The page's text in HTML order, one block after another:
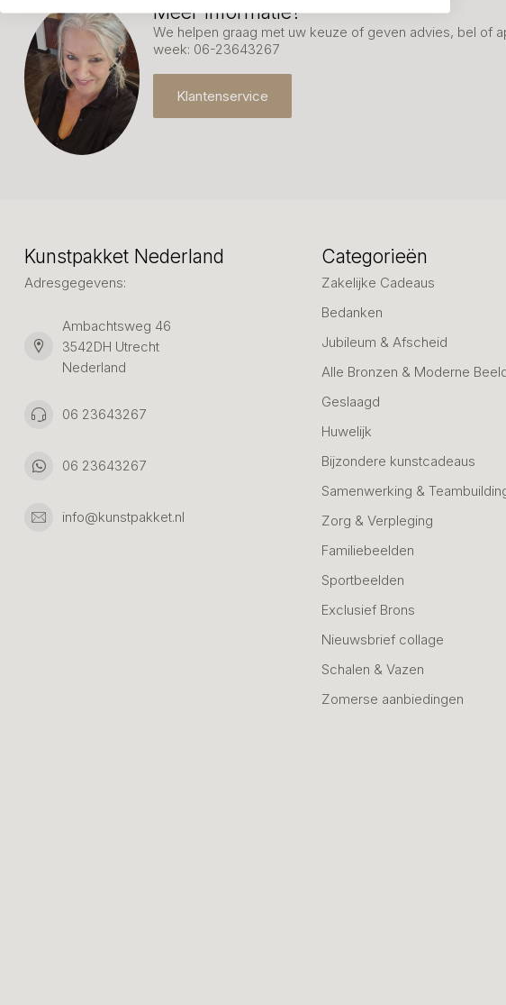
Meer informatie?
We helpen graag met uw keuze of geven advies, bel of
week: 06-23643267
Klantenservice
Kunstpakket Nederland
Adresgegevens:
Ambachtsweg 46
3542DH Utrecht
Nederland
06 23643267
06 23643267
info@kunstpakket.nl
Categorieën
Zakelijke Cadeaus
Bedanken
Jubileum & Afscheid
Alle Bronzen & Moderne
Geslaagd
Huwelijk
Bijzondere kunstcadeaus
Samenwerking &
Zorg & Verpleging
Familiebeelden
Sportbeelden
Exclusief Brons
Nieuwsbrief collage
Schalen & Vazen
Zomerse aanbiedingen